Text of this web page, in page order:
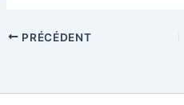
PRÉCÉDENT